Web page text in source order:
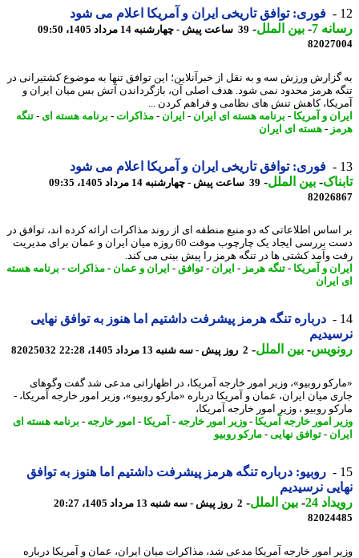
فوری: توافق تاریخی ایران و آمریکا اعلام می شود
7
-بین الملل-39 ساعت پیش - چهارشنبه 14 مرداد 1405، 09:50
ورزش سه و به نقل از خبرآنلاین؛ این توافق تنها به موضوع کشتیرانی در
هرمز محدود نمی شود. هدف اصلی آن، بازگرداندن آتش بس میان ایران و
کاهش تنش های نظامی و فراهم کردن ...
و آمریکا- برنامه هسته ای ایران - ایران - مذاکرات- برنامه هسته ای- تنگه
- هسته ای ایران
فوری: توافق تاریخی ایران و آمریکا اعلام می شود
-بین الملل-39 ساعت پیش - چهارشنبه 14 مرداد 1405، 09:35
اطلاعاتی که دو منبع منطقه ای از روند مذاکرات ارائه کرده اند، توافق در
دست بررسی ایجاد یک چارچوب موقت 60 روزه میان ایران و عمان برای مدیریت
وآمد کشتی ها در تنگه هرمز را پیش بینی می کند.
و آمریکا- تنگه هرمز- ایران - توافق-ایران و عمان-مذاکرات- برنامه هسته
درباره تنگه هرمز پیشرفت داشتیم اما هنوز به توافق نهایی
-بین الملل-2 روز پیش - سه شنبه 13 مرداد 1405، 22:28 82025032
روبیو»، وزیر امور خارجه آمریکا، در اظهاراتی مدعی شد گفت وگوهای
میان ایران، عمان و آمریکا درباره «مارکو روبیو»، وزیر امور خارجه آمریکا، -
روبیو ، وزیر امور خارجه آمریکا،
امور خارجه آمریکا- وزیر امور خارجه-آمریکا- امور خارجه-برنامه هسته ای
- توافق نهایی-مارکو روبیو
روبیو: درباره تنگه هرمز پیشرفت داشتیم اما هنوز به توافق
نرسیدیم
24
-بین الملل-2 روز پیش - سه شنبه 13 مرداد 1405، 20:27
امور خارجه آمریکا مدعی شد، مذاکرات میان ایران، عمان و آمریکا درباره